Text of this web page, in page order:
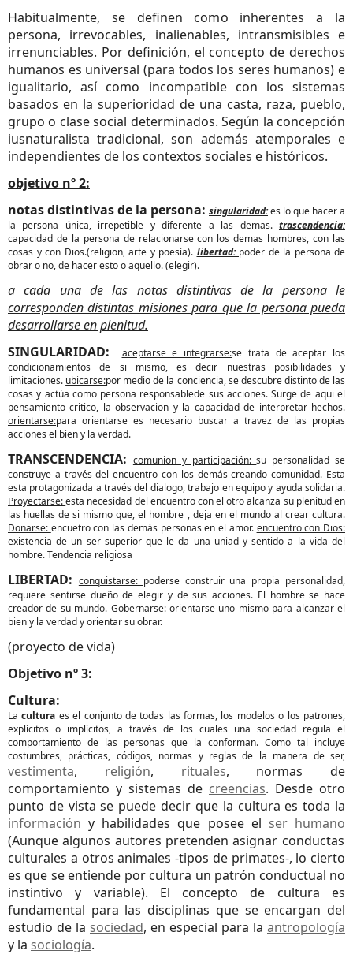
Habitualmente, se definen como inherentes a la
persona, irrevocables, inalienables, intransmisibles e
irrenunciables. Por definición, el concepto de derechos
humanos es universal (para todos los seres humanos) e
igualitario, así como incompatible con los sistemas
basados en la superioridad de una casta, raza, pueblo,
grupo o clase social determinados. Según la concepción
iusnaturalista tradicional, son además atemporales e
independientes de los contextos sociales e históricos.
objetivo nº 2:
notas distintivas de la persona: singularidad:es lo que hacer a
la persona única, irrepetible y diferente a las demas. trascendencia:
capacidad de la persona de relacionarse con los demas hombres, con las
cosas y con Dios.(religion, arte y poesía). libertad: poder de la persona de
obrar o no, de hacer esto o aquello. (elegir).
a cada una de las notas distintivas de la persona le
corresponden distintas misiones para que la persona pueda
desarrollarse en plenitud.
SINGULARIDAD:
aceptarse e integrarse:se trata de aceptar los
condicionamientos de si mismo, es decir nuestras posibilidades y
limitaciones. ubicarse:por medio de la conciencia, se descubre distinto de las
cosas y actúa como persona responsablede sus acciones. Surge de aqui el
pensamiento critico, la observacion y la capacidad de interpretar hechos.
orientarse:para orientarse es necesario buscar a travez de las propias
acciones el bien y la verdad.
TRANSCENDENCIA: comunion y participación:su personalidad se
construye a través del encuentro con los demás creando comunidad. Esta
esta protagonizada a través del dialogo, trabajo en equipo y ayuda solidaria.
Proyectarse:esta necesidad del encuentro con el otro alcanza su plenitud en
las huellas de si mismo que, el hombre , deja en el mundo al crear cultura.
Donarse: encuetro con las demás personas en el amor. encuentro con Dios:
existencia de un ser superior que le da una uniad y sentido a la vida del
hombre. Tendencia religiosa
LIBERTAD: conquistarse: poderse construir una propia personalidad,
requiere sentirse dueño de elegir y de sus acciones. El hombre se hace
creador de su mundo. Gobernarse:orientarse uno mismo para alcanzar el
bien y la verdad y orientar su obrar.
(proyecto de vida)
Objetivo nº 3:
Cultura:
Lacultura es el conjunto de todas las formas, los modelos o los patrones,
explícitos o implícitos, a través de los cuales una sociedad regula el
comportamiento de las personas que la conforman. Como tal incluye
costumbres, prácticas, códigos, normas y reglas de la manera de ser,
vestimenta, religión, rituales, normas de
comportamiento y sistemas de creencias. Desde otro
punto de vista se puede decir que la cultura es toda la
información y habilidades que posee el ser humano
(Aunque algunos autores pretenden asignar conductas
culturales a otros animales -tipos de primates-, lo cierto
es que se entiende por cultura un patrón conductual no
instintivo y variable). El concepto de cultura es
fundamental para las disciplinas que se encargan del
estudio de la sociedad, en especial para la antropología
y la sociología.